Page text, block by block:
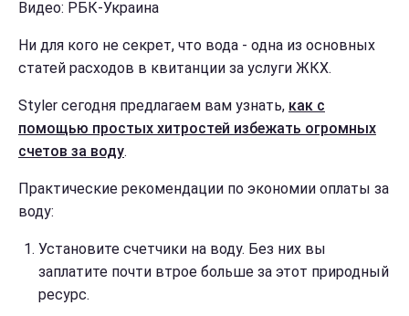
Видео: РБК-Украина
Ни для кого не секрет, что вода - одна из основных
статей расходов в квитанции за услуги ЖКХ.
Styler сегодня предлагаем вам узнать, как с
помощью простых хитростей избежать огромных
счетов за воду.
Практические рекомендации по экономии оплаты за
воду:
Установите счетчики на воду. Без них вы
заплатите почти втрое больше за этот природный
ресурс.